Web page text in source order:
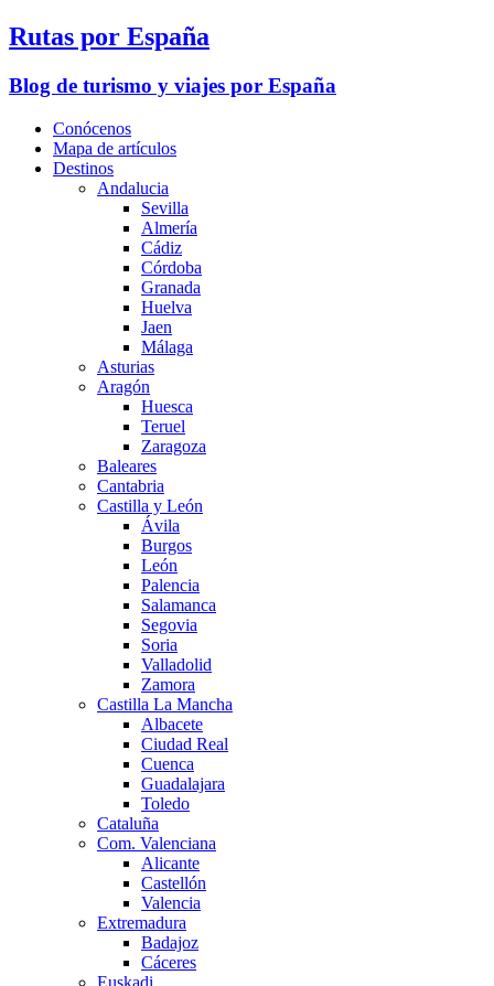
Rutas por España
Blog de turismo y viajes por España
Conócenos
Mapa de artículos
Destinos
Andalucia
Sevilla
Almería
Cádiz
Córdoba
Granada
Huelva
Jaen
Málaga
Asturias
Aragón
Huesca
Teruel
Zaragoza
Baleares
Cantabria
Castilla y León
Ávila
Burgos
León
Palencia
Salamanca
Segovia
Soria
Valladolid
Zamora
Castilla La Mancha
Albacete
Ciudad Real
Cuenca
Guadalajara
Toledo
Cataluña
Com. Valenciana
Alicante
Castellón
Valencia
Extremadura
Badajoz
Cáceres
Euskadi